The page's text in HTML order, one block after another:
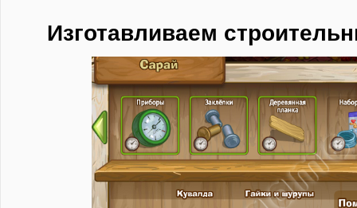
Изготавливаем